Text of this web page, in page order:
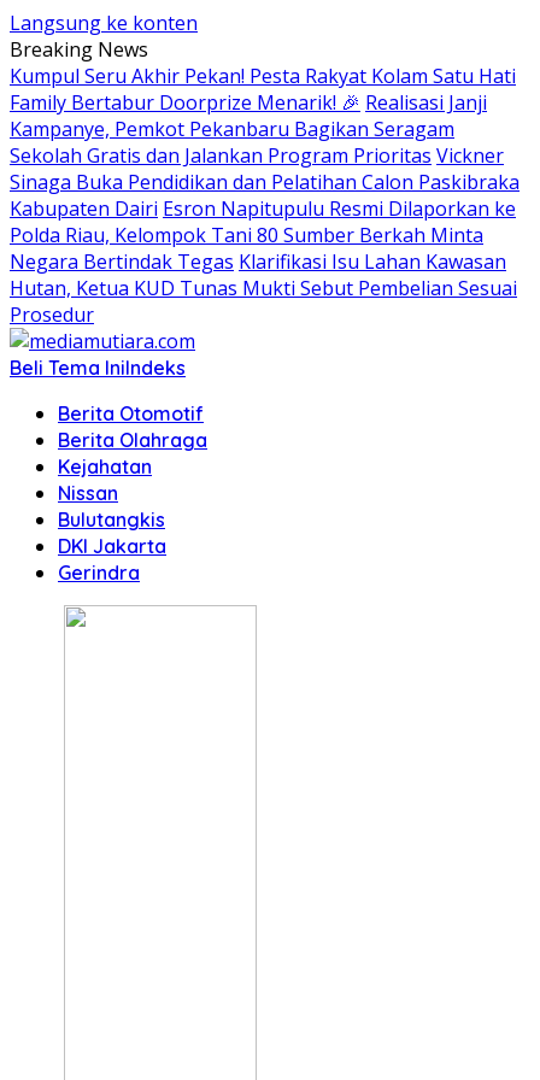
Langsung ke konten
Breaking News
Kumpul Seru Akhir Pekan! Pesta Rakyat Kolam Satu Hati
Family Bertabur Doorprize Menarik! 🎉 Realisasi Janji
Kampanye, Pemkot Pekanbaru Bagikan Seragam
Sekolah Gratis dan Jalankan Program Prioritas Vickner
Sinaga Buka Pendidikan dan Pelatihan Calon Paskibraka
Kabupaten Dairi Esron Napitupulu Resmi Dilaporkan ke
Polda Riau, Kelompok Tani 80 Sumber Berkah Minta
Negara Bertindak Tegas Klarifikasi Isu Lahan Kawasan
Hutan, Ketua KUD Tunas Mukti Sebut Pembelian Sesuai
Prosedur
Beli Tema IniIndeks
Berita Otomotif
Berita Olahraga
Kejahatan
Nissan
Bulutangkis
DKI Jakarta
Gerindra